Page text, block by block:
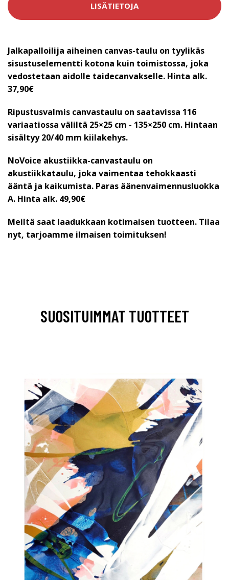
LISÄTIETOJA
Jalkapalloilija aiheinen canvas-taulu on tyylikäs
sisustuselementti kotona kuin toimistossa, joka
vedostetaan aidolle taidecanvakselle. Hinta alk.
37,90€
Ripustusvalmis canvastaulu on saatavissa 116
variaatiossa väliltä 25×25 cm - 135×250 cm. Hintaan
sisältyy 20/40 mm kiilakehys.
NoVoice akustiikka-canvastaulu on
akustiikkataulu, joka vaimentaa tehokkaasti
ääntä ja kaikumista. Paras äänenvaimennusluokka
A. Hinta alk. 49,90€
Meiltä saat laadukkaan kotimaisen tuotteen. Tilaa
nyt, tarjoamme ilmaisen toimituksen!
SUOSITUIMMAT TUOTTEET